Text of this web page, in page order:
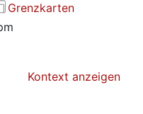
Grenzkarten
Kontext anzeigen